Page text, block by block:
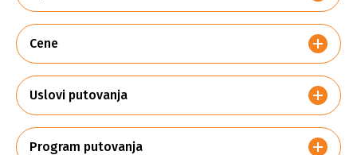
Cene
Uslovi putovanja
Program putovanja